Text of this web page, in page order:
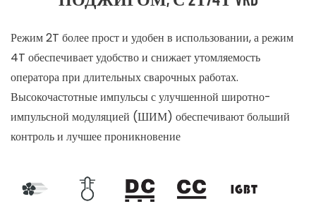
Режим 2T более прост и удобен в использовании, а режим
4T обеспечивает удобство и снижает утомляемость
оператора при длительных сварочных работах.
Высокочастотные импульсы с улучшенной широтно-
импульсной модуляцией (ШИМ) обеспечивают больший
контроль и лучшее проникновение